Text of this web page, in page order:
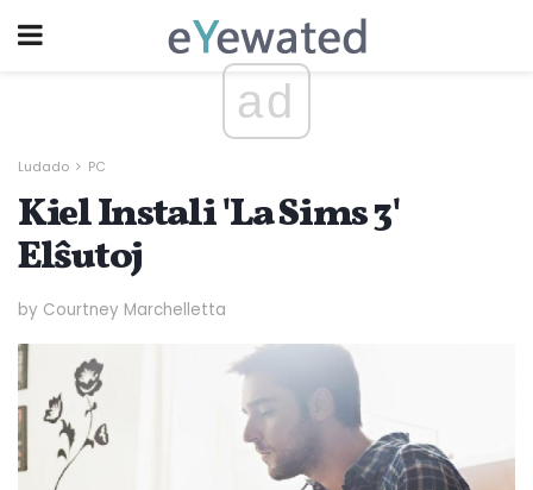
ad
Ludado PC
Kiel Instali 'La Sims 3'
Elŝutoj
by Courtney Marchelletta